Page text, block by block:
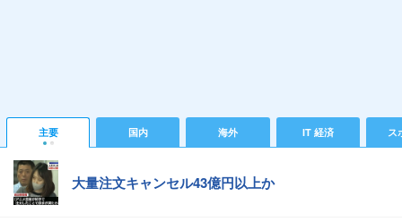
主要 国内 海外 IT 経済 ス
大量注文キャンセル43億円以上か